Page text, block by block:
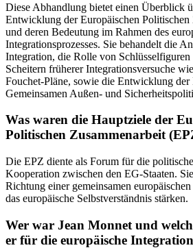
Diese Abhandlung bietet einen Überblick
Entwicklung der Europäischen Politischen
und deren Bedeutung im Rahmen des
Integrationsprozesses. Sie behandelt die
Integration, die Rolle von Schlüsselfiguren
Scheitern früherer Integrationsversuche
Fouchet-Pläne, sowie die Entwicklung
Gemeinsamen Außen- und
Was waren die Hauptziele der
Politischen Zusammenarbeit
Die EPZ diente als Forum für die
Kooperation zwischen den EG-Staaten.
Richtung einer gemeinsamen
das europäische Selbstverständnis stärken.
Wer war Jean Monnet und
er für die europäische